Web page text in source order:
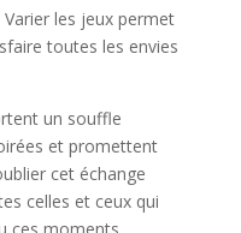
les jeux permet
toutes les envies
un souffle
et promettent
cet échange
celles et ceux qui